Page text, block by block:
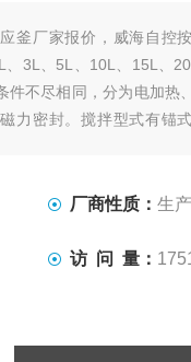
釜厂家报价，威海自控
3L、5L、10L、15L、
件不尽相同，分为电加热
力密封。搅拌型式有锚
厂商性质：生
访 问 量：